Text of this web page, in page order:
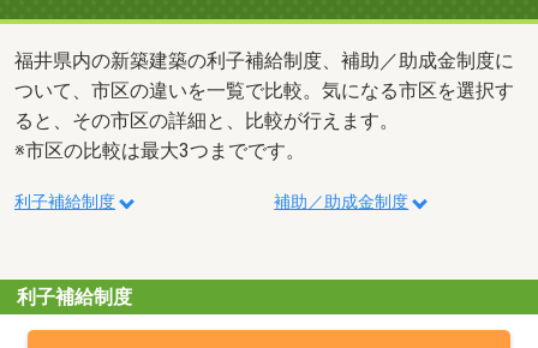
福井県内の新築建築の利子補給制度、補助／助成金制度に
ついて、市区の違いを一覧で比較。気になる市区を選択す
ると、その市区の詳細と、比較が行えます。
※市区の比較は最大3つまでです。
利子補給制度 補助／助成金制度
利子補給制度